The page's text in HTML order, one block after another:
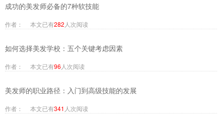
成功的美发师必备的7种软技能
作者： 本文已有282 人次阅读
如何选择美发学校：五个关键考虑因素
作者： 本文已有96 人次阅读
美发师的职业路径：入门到高级技能的发展
作者： 本文已有341 人次阅读